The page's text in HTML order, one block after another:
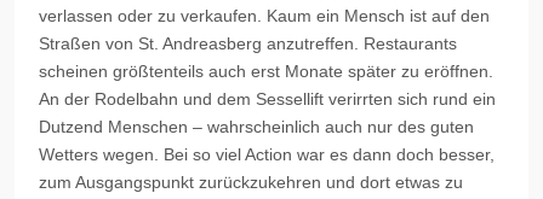
verlassen oder zu verkaufen. Kaum ein Mensch ist auf den
Straßen von St. Andreasberg anzutreffen. Restaurants
scheinen größtenteils auch erst Monate später zu eröffnen.
An der Rodelbahn und dem Sessellift verirrten sich rund ein
Dutzend Menschen – wahrscheinlich auch nur des guten
Wetters wegen. Bei so viel Action war es dann doch besser,
zum Ausgangspunkt zurückzukehren und dort etwas zu